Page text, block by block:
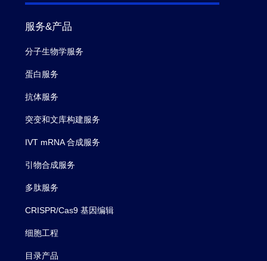
服务&产品
分子生物学服务
蛋白服务
抗体服务
突变和文库构建服务
IVT mRNA 合成服务
引物合成服务
多肽服务
CRISPR/Cas9 基因编辑
细胞工程
目录产品